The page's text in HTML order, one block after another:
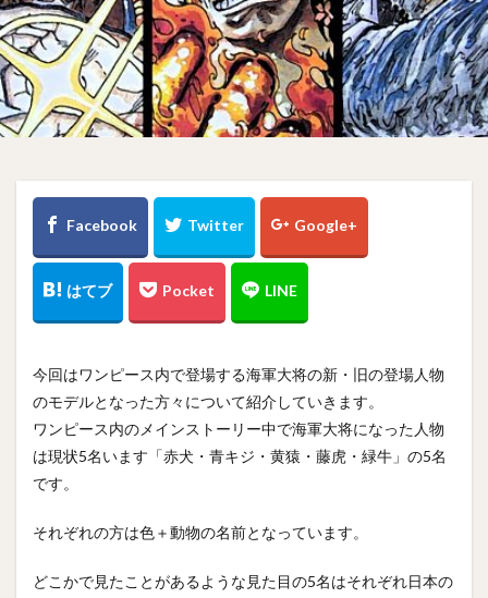
今回はワンピース内で登場する海軍大将の新・旧の登場人物
のモデルとなった方々について紹介していきます。
ワンピース内のメインストーリー中で海軍大将になった人物
は現状5名います「赤犬・青キジ・黄猿・藤虎・緑牛」の5名
です。
それぞれの方は色＋動物の名前となっています。
どこかで見たことがあるような見た目の5名はそれぞれ日本の